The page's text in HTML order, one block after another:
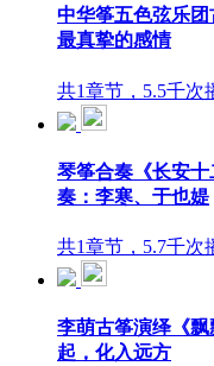
中华筝五色弦乐
最真挚的感情
共1章节，5.5千次
琴筝合奏《长安
奏：李寒、于也媞
共1章节，5.7千次
李萌古筝演绎《
起，化入远方